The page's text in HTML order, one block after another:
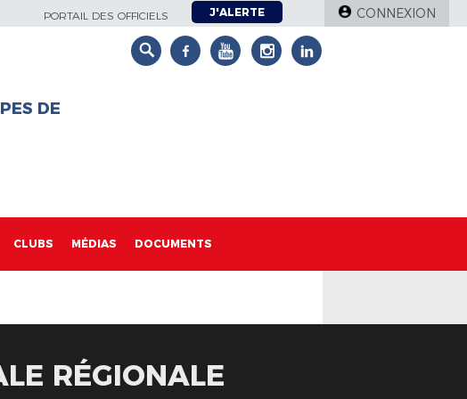
PORTAIL DES OFFICIELS J'ALERTE CONNEXION
DE
CLUBS MÉDIAS DOCUMENTS
RÉGIONALE